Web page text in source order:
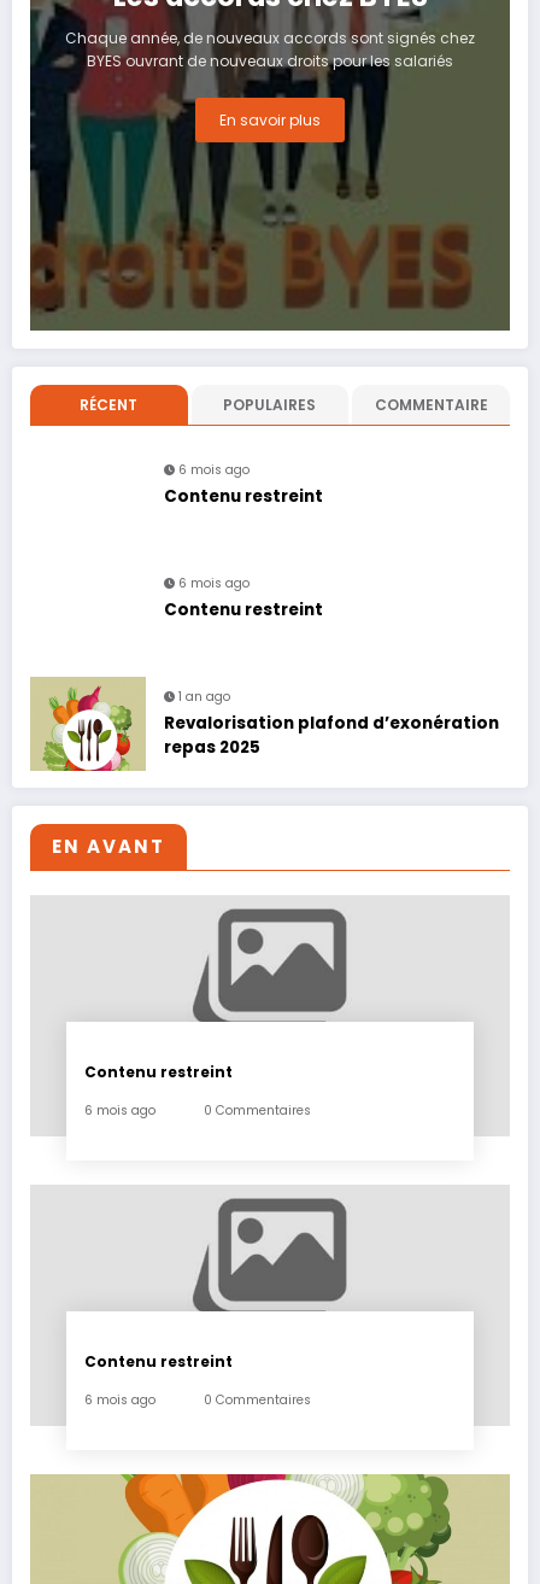
Chaque année, de nouveaux accords sont signés chez
BYES ouvrant de nouveaux droits pour les salariés
En savoir plus
RÉCENT POPULAIRES COMMENTAIRE
6 mois ago
Contenu restreint
6 mois ago
Contenu restreint
1 an ago
Revalorisation plafond d’exonération
repas 2025
EN AVANT
Contenu restreint
6 mois ago 0 Commentaires
Contenu restreint
6 mois ago 0 Commentaires